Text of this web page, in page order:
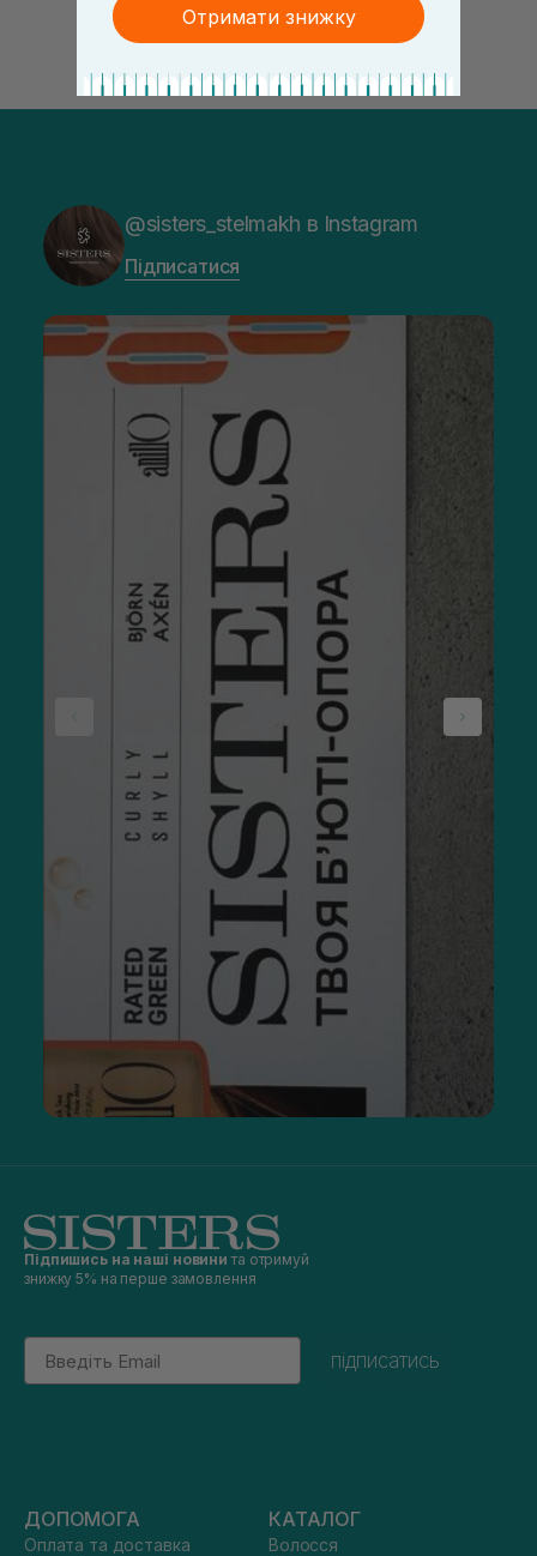
@sisters_stelmakh в Instagram
Підписатися
Підпишись на наші новини та отримуй
знижку 5% на перше замовлення
Email
підписатись
ДОПОМОГА
Оплата та доставка
КАТАЛОГ
Волосся
Отримати знижку